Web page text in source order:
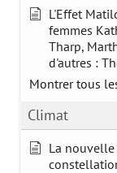
L'Effet
femmes
Tharp,
d'autres :
Montrer tous
Climat
La nouvelle